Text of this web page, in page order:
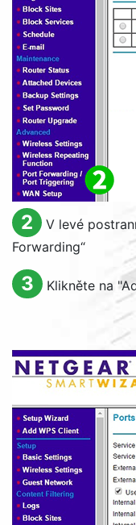
2 V levé
Forwarding“
3 Klikněte na "